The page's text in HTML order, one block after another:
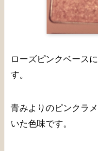
ローズピンクベース
す。
青みよりのピンクラ
いた色味です。